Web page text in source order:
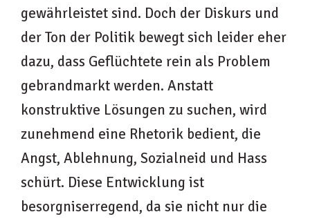
gewährleistet sind. Doch der Diskurs und
der Ton der Politik bewegt sich leider eher
dazu, dass Geflüchtete rein als Problem
gebrandmarkt werden. Anstatt
konstruktive Lösungen zu suchen, wird
zunehmend eine Rhetorik bedient, die
Angst, Ablehnung, Sozialneid und Hass
schürt. Diese Entwicklung ist
besorgniserregend, da sie nicht nur die